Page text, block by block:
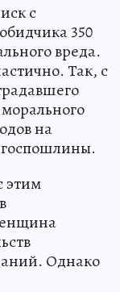
с
350
вреда.
Так, с
на
этим
Однако